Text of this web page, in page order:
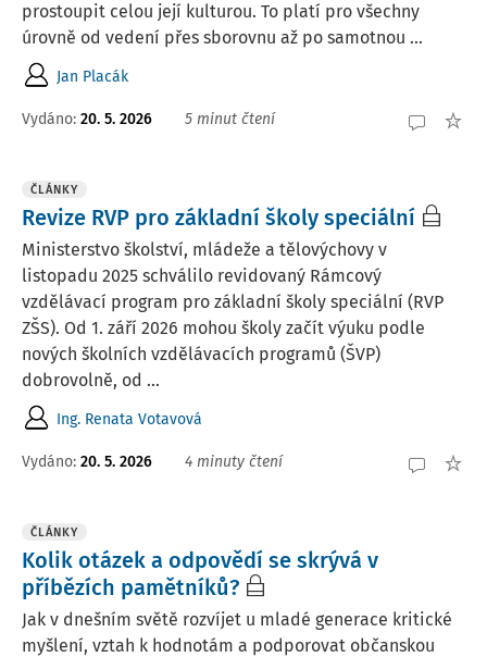
prostoupit celou její kulturou. To platí pro všechny
úrovně od vedení přes sborovnu až po samotnou ...
Jan Placák
Vydáno: 20. 5. 2026 5 minut čtení
ČLÁNKY
Revize RVP pro základní školy speciální
Ministerstvo školství, mládeže a tělovýchovy v
listopadu 2025 schválilo revidovaný Rámcový
vzdělávací program pro základní školy speciální (RVP
ZŠS). Od 1. září 2026 mohou školy začít výuku podle
nových školních vzdělávacích programů (ŠVP)
dobrovolně, od ...
Ing. Renata Votavová
Vydáno: 20. 5. 2026 4 minuty čtení
ČLÁNKY
Kolik otázek a odpovědí se skrývá v
příbězích pamětníků?
Jak v dnešním světě rozvíjet u mladé generace kritické
myšlení, vztah k hodnotám a podporovat občanskou